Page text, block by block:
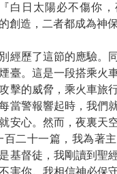
白日太陽必不傷你
創造，二者都成為神保
經歷了這節的應驗。
臺。這是一段搭乘火
擊的威脅，乘火車旅
當警報響起時，我們
安心。然而，夜裏天
二十一篇，我為著
基督徒，我剛讀到聖
害你。我相信神必保